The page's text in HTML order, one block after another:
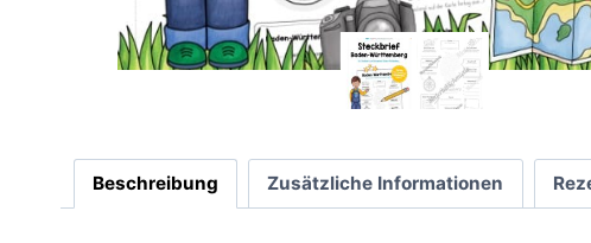
Beschreibung Zusätzliche Informationen